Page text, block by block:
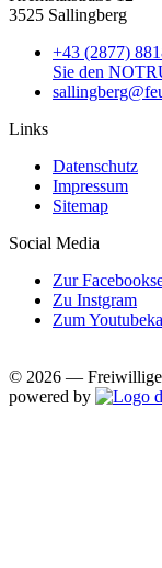
3525 Sallingberg
+43 (2877)
Sie den
Links
Datenschutz
Impressum
Sitemap
Social Media
Zur
Zu Instgram
Zum
© 2026 — Freiwillige
powered by